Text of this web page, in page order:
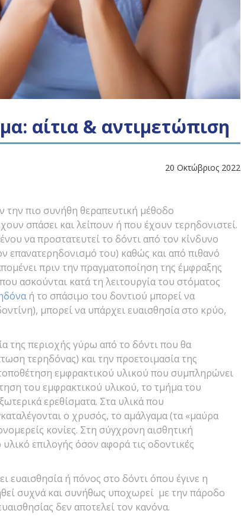
αίτια & αντιμετώπιση
20 Οκτώβριος 2022
την πιο συνήθη θεραπευτική μέθοδο
σπάσει και λείπουν ή που έχουν τερηδονιστεί.
να προστατευτεί το δόντι από τον κίνδυνο
επανατερηδονισμό του) καθώς και από πιθανό
πριν την πραγματοποίηση της έμφραξης
ασκούνται κατά τη λειτουργία του στόματος
ή το σπάσιμο του δοντιού μπορεί να
μπορεί να υπάρχει ευαισθησία στο κρύο,
της περιοχής γύρω από το δόντι που θα
τερηδόνας) και την προετοιμασία της
εμφρακτικού υλικού που συμπληρώνει
του εμφρακτικού υλικού, το τμήμα του
ερεθίσματα. Στα υλικά που
ο χρυσός, το αμάλγαμα (τα «μαύρα
κονίες. Στη σύγχρονη αισθητική
επιλογής όσον αφορά τις οδοντικές
ευαισθησία ή πόνος στο δόντι όπου έγινε η
συχνά και συνήθως υποχωρεί με την πάροδο
δεν αποτελεί τον κανόνα.